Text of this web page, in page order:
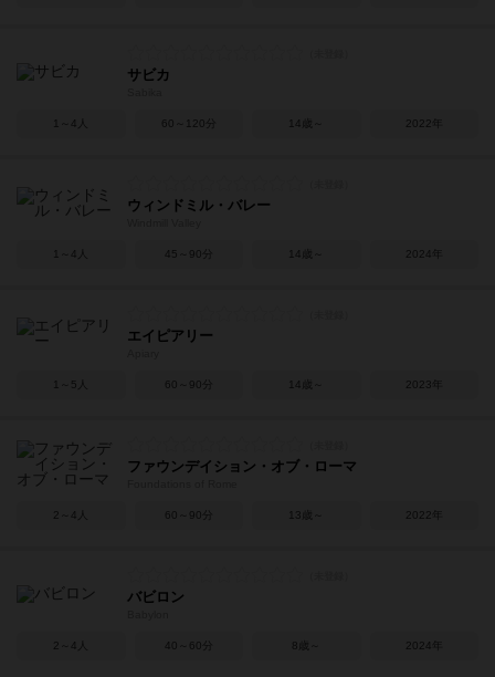
サビカ
1～4人 60～120分 14歳～ 2022年
ウィンドミル・バレー
1～4人 45～90分 14歳～ 2024年
エイピアリー
1～5人 60～90分 14歳～ 2023年
ファウンデイション・オブ・ローマ
2～4人 60～90分 13歳～ 2022年
バビロン
2～4人 40～60分 8歳～ 2024年